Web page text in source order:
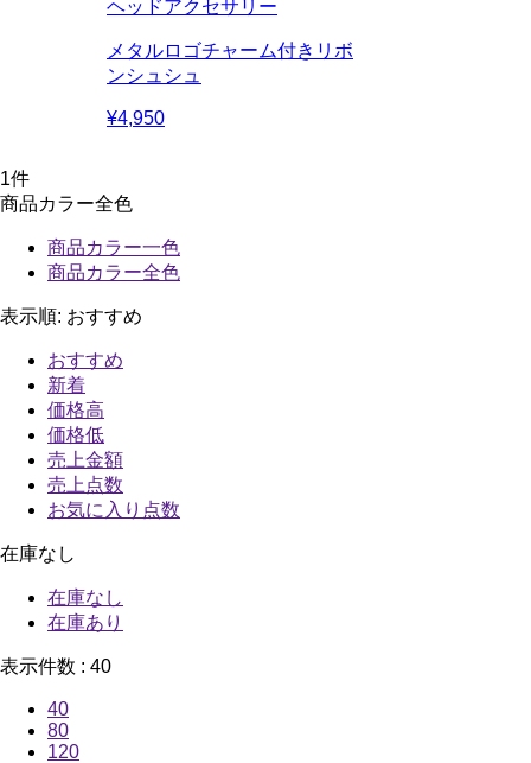
ヘッドアクセサリー
メタルロゴチャーム付きリボ
ンシュシュ
¥4,950
1件
商品カラー全色
商品カラー一色
商品カラー全色
表示順: おすすめ
おすすめ
新着
価格高
価格低
売上金額
売上点数
お気に入り点数
在庫なし
在庫なし
在庫あり
表示件数 : 40
40
80
120